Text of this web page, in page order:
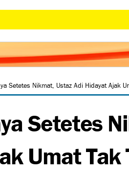
Setetes Nikmat, Ustaz Adi Hidayat Ajak
Setetes
Umat Tak